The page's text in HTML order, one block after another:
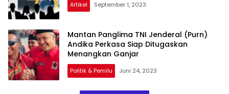
Artikel September 1, 2023
Mantan Panglima TNI Jenderal (Purn)
Andika Perkasa Siap Ditugaskan
Menangkan Ganjar
Politik & Pemilu Juni 24, 2023